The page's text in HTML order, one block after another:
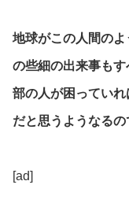
地球がこの人間の
の些細の出来事も
部の人が困ってい
だと思うようなるの
[ad]